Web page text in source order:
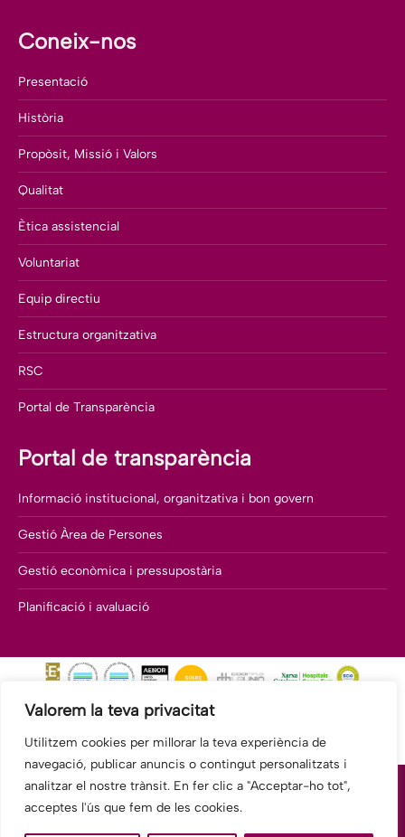
Valorem la teva privacitat
Utilitzem cookies per millorar la teva experiència de
navegació, publicar anuncis o contingut personalitzats i
analitzar el nostre trànsit. En fer clic a "Acceptar-ho tot",
acceptes l'ús que fem de les cookies.
Coneix-nos
Presentació
Història
Propòsit, Missió i Valors
Qualitat
Ètica assistencial
Voluntariat
Equip directiu
Estructura organitzativa
RSC
Portal de Transparència
Portal de transparència
Informació institucional, organitzativa i bon govern
Gestió Àrea de Persones
Gestió econòmica i pressupostària
Planificació i avaluació